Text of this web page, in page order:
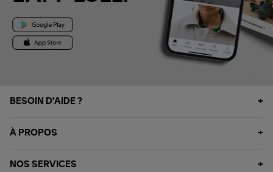
BESOIN D'AIDE ?
À PROPOS
NOS SERVICES